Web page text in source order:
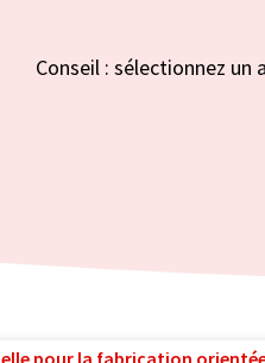
Conseil : sélectionnez
pour la fabrication